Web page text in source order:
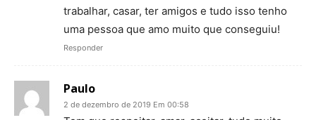
trabalhar, casar, ter amigos e tudo isso tenho
uma pessoa que amo muito que conseguiu!
Responder
Paulo
2 de dezembro de 2019 Em 00:58